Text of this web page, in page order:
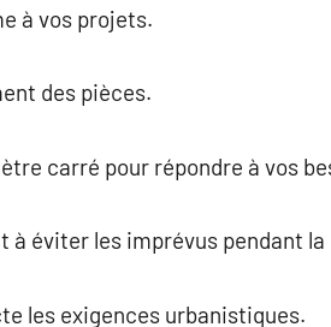
à vos projets.
des pièces.
carré pour répondre à vos
à éviter les imprévus pendant
les exigences urbanistiques.